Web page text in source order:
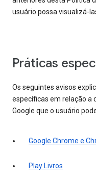
usuário possa visualizá-
Práticas
Os seguintes avisos
específicas em relação a
Google que o usuário
Google Chrome e
Play Livros